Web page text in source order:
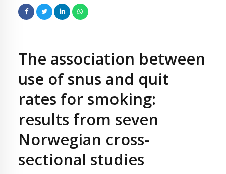
The association between
use of snus and quit
rates for smoking:
results from seven
Norwegian cross-
sectional studies